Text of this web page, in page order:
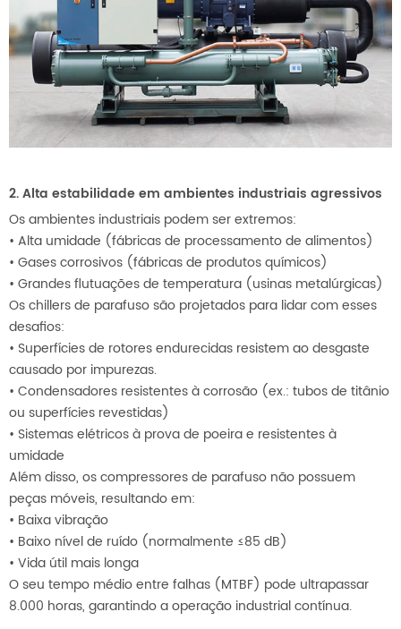
2. Alta estabilidade em ambientes industriais agressivos
Os ambientes industriais podem ser extremos:
• Alta umidade (fábricas de processamento de alimentos)
• Gases corrosivos (fábricas de produtos químicos)
• Grandes flutuações de temperatura (usinas metalúrgicas)
Os chillers de parafuso são projetados para lidar com esses
desafios:
• Superfícies de rotores endurecidas resistem ao desgaste
causado por impurezas.
• Condensadores resistentes à corrosão (ex.: tubos de titânio
ou superfícies revestidas)
• Sistemas elétricos à prova de poeira e resistentes à
umidade
Além disso, os compressores de parafuso não possuem
peças móveis, resultando em:
• Baixa vibração
• Baixo nível de ruído (normalmente ≤85 dB)
• Vida útil mais longa
O seu tempo médio entre falhas (MTBF) pode ultrapassar
8.000 horas, garantindo a operação industrial contínua.